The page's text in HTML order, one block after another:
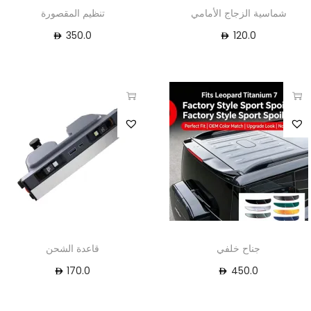
شماسية الزجاج الأمامي
120.0
تنظيم المقصورة
350.0
جناح خلفي
450.0
قاعدة الشحن
170.0